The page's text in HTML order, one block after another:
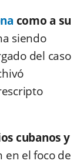
como a su
siendo
del caso
cubanos y
el foco de